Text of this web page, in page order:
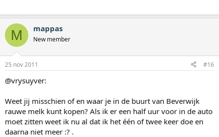
M mappas
New member
25 nov 2011 #16
@vrysuyver:
Weet jij misschien of en waar je in de buurt van Beverwijk
rauwe melk kunt kopen? Als ik er een half uur voor in de auto
moet zitten weet ik nu al dat ik het één of twee keer doe en
daarna niet meer :? .